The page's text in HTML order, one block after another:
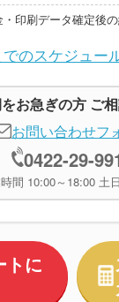
・印刷データ確定後
のスケジュー
お急ぎの方 ご
お問い合わせフ
0422-29-
間 10:00～18:00 土
トに